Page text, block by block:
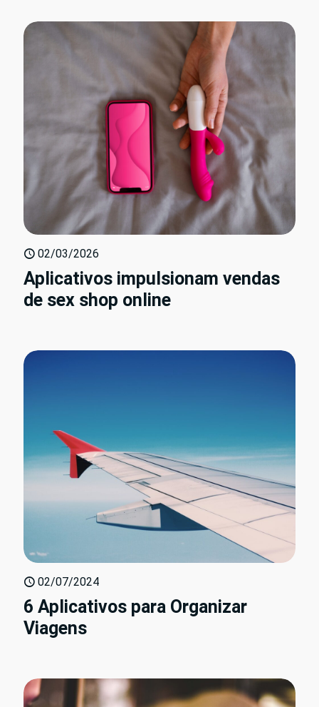
02/03/2026
Aplicativos impulsionam vendas
de sex shop online
02/07/2024
6 Aplicativos para Organizar
Viagens